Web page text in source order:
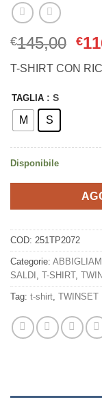
€145,00 Il
€
T-SHIRT CON
TAGLIA : S
M S
Disponibile
COD: 251TP2072
Categorie:
SALDI , T-SHIRT,
Tag: t-shirt, TWINSET